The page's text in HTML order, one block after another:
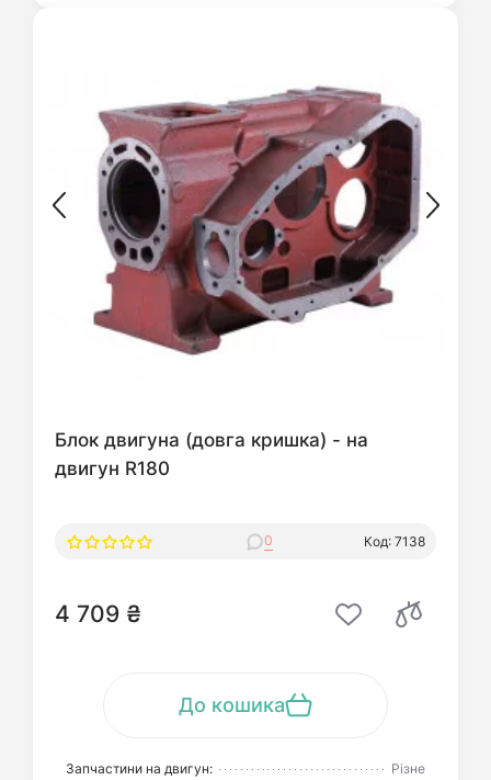
Блок двигуна (довга кришка) - на
двигун R180
0 Код: 7138
4 709 ₴
До кошика
Запчастини на двигун: Різне